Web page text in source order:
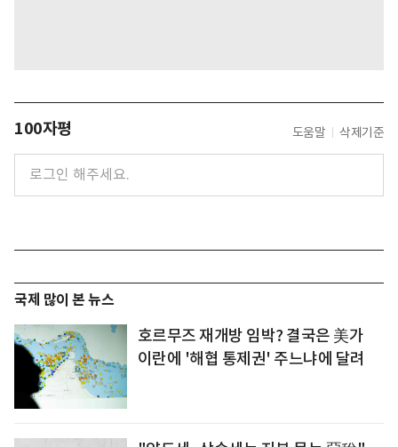
100자평 도움말 삭제기준
국제 많이 본 뉴스
호르무즈 재개방 임박? 결국은 美가
이란에 '해협 통제권' 주느냐에 달려